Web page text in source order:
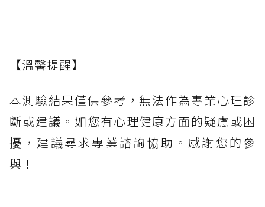
【溫馨提醒】
本測驗結果僅供參考，無法作為專業心理診
斷或建議。如您有心理健康方面的疑慮或困
擾，建議尋求專業諮詢協助。感謝您的參
與！